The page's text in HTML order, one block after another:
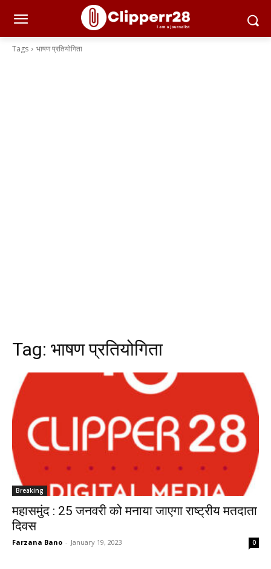
Tags भाषण प्रतियोगिता
Tag: भाषण प्रतियोगिता
Breaking
महासमुंद : 25 जनवरी को मनाया जाएगा राष्ट्रीय मतदाता
दिवस
Farzana Bano - January 19, 2023 0